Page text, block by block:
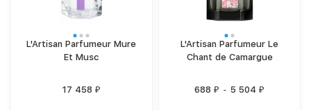
L'Artisan Parfumeur Mure
Et Musc
17 458₽
L'Artisan Parfumeur Le
Chant de Camargue
688₽ - 5 504₽